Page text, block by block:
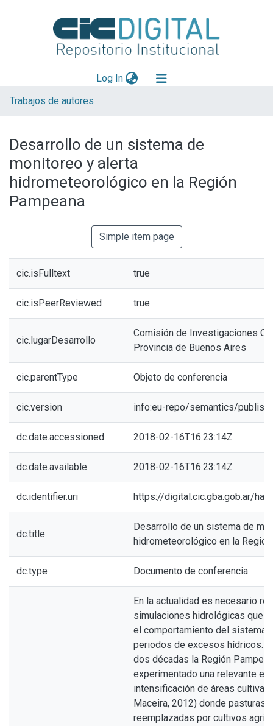
Log In(current)
Explorar
Aportar material
Statistics
Trabajos de autores
Desarrollo de un sistema de
monitoreo y alerta
hidrometeorológico en la Región
Pampeana
Simple item page
cic.isFulltext true
cic.isPeerReviewed true
cic.lugarDesarrollo
Comisión de Investigaciones
Provincia de Buenos Aires
cic.parentType Objeto de conferencia
cic.version info:eu-repo/semantics/
dc.date.accessioned 2018-02-16T16:23:14Z
dc.date.available 2018-02-16T16:23:14Z
dc.identifier.uri https://digital.cic.gba.gob.ar/
dc.title
Desarrollo de un sistema de
hidrometeorológico en la
dc.type Documento de conferencia
En la actualidad es necesario
simulaciones hidrológicas que
el comportamiento del sistema
periodos de excesos hídricos.
dos décadas la Región
experimentado una relevante
intensificación de áreas
Maceira, 2012) donde pasturas
reemplazadas por cultivos